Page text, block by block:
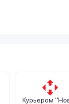
Курьером